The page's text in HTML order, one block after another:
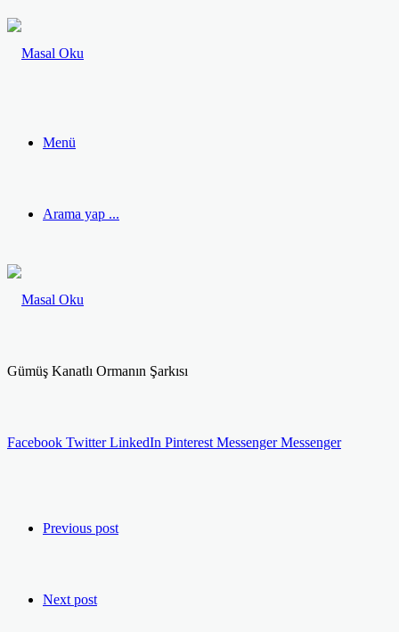
Menü
Arama yap ...
Gümüş Kanatlı Ormanın Şarkısı
Facebook Twitter LinkedIn Pinterest Messenger Messenger
Previous post
Next post